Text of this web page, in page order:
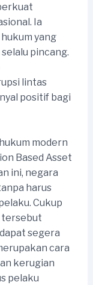
Ia
yang
pincang.
lintas
positif bagi
modern
Based Asset
ini, negara
harus
Cukup
tersebut
segera
cara
kerugian
pelaku